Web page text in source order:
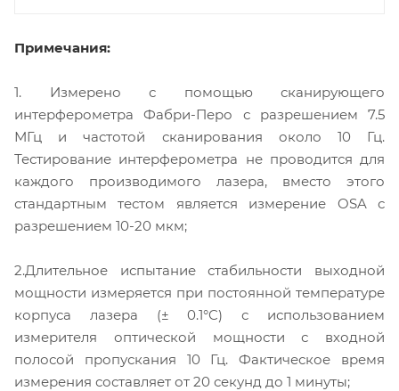
Примечания:
1. Измерено с помощью сканирующего
интерферометра Фабри-Перо с разрешением 7.5
МГц и частотой сканирования около 10 Гц.
Тестирование интерферометра не проводится для
каждого производимого лазера, вместо этого
стандартным тестом является измерение OSA с
разрешением 10-20 мкм;
2.Длительное испытание стабильности выходной
мощности измеряется при постоянной температуре
корпуса лазера (± 0.1°C) с использованием
измерителя оптической мощности с входной
полосой пропускания 10 Гц. Фактическое время
измерения составляет от 20 секунд до 1 минуты;